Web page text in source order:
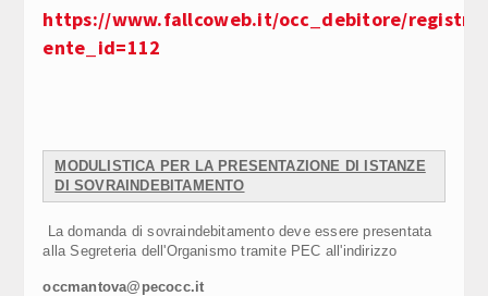
https://www.fallcoweb.it/occ_debitore/
ente_id=112
MODULISTICA PER LA PRESENTAZIONE DI ISTANZE
DI SOVRAINDEBITAMENTO
La domanda di sovraindebitamento deve essere presentata
alla Segreteria dell'Organismo tramite PEC all'indirizzo
occmantova@pecocc.it